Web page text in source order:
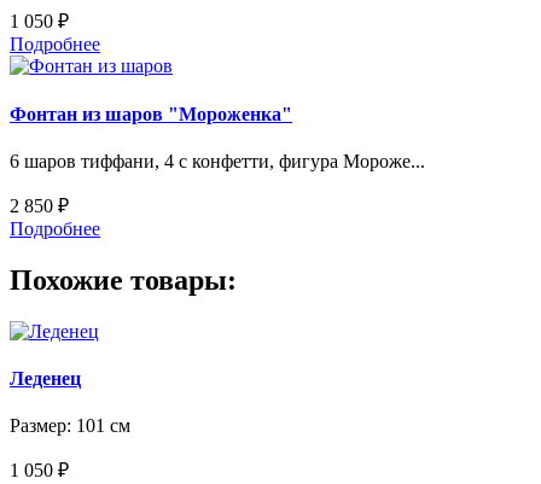
1 050 ₽
Подробнее
Фонтан из шаров "Мороженка"
6 шаров тиффани, 4 с конфетти, фигура Мороже...
2 850 ₽
Подробнее
Похожие товары:
Леденец
Размер: 101 см
1 050 ₽